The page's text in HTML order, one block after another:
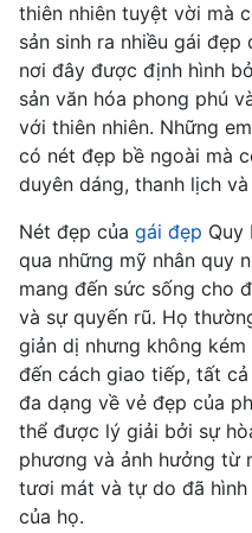
thiên nhiên tuyệt vời mà
sản sinh ra nhiều gái đẹp
nơi đây được định hình
sản văn hóa phong phú
với thiên nhiên. Những em
có nét đẹp bề ngoài mà
duyên dáng, thanh lịch
Nét đẹp của gái đẹp Quy
qua những mỹ nhân quy
mang đến sức sống cho
và sự quyến rũ. Họ
giản dị nhưng không
đến cách giao tiếp, tất
đa dạng về vẻ đẹp của
thể được lý giải bởi sự
phương và ảnh hưởng từ
tươi mát và tự do đã
của họ.